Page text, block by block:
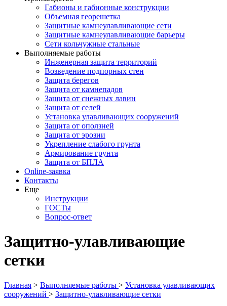
Габионы и габионные конструкции
Объемная георешетка
Защитные камнеулавливающие сети
Защитные камнеулавливающие барьеры
Сети кольчужные стальные
Выполняемые работы
Инженерная защита территорий
Возведение подпорных стен
Защита берегов
Защита от камнепадов
Защита от снежных лавин
Защита от селей
Установка улавливающих сооружений
Защита от оползней
Защита от эрозии
Укрепление слабого грунта
Армирование грунта
Защита от БПЛА
Online-заявка
Контакты
Еще
Инструкции
ГОСТы
Вопрос-ответ
Защитно-улавливающие
сетки
Главная > Выполняемые работы > Установка улавливающих
сооружений > Защитно-улавливающие сетки